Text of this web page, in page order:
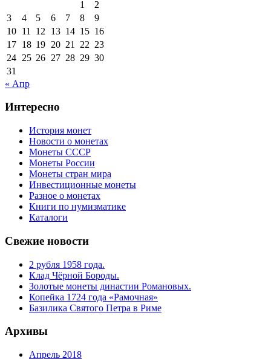
1
2
3
4 5 6 7 8
9
10 11 12 13 14 15 16
17 18 19 20 21 22 23
24 25 26 27 28 29 30
31
« Апр
Интересно
История монет
Новости о монетах
Монеты СССР
Монеты России
Монеты стран мира
Инвестиционные монеты
Разное о монетах
Книги по нумизматике
Каталоги
Свежие новости
2 рубля 1958 года.
Клад Чёрной Бороды.
Золотые монеты династии Романовых.
Копейка 1724 года «Рамочная»
Базилика Святого Петра в Риме
Архивы
Апрель 2018